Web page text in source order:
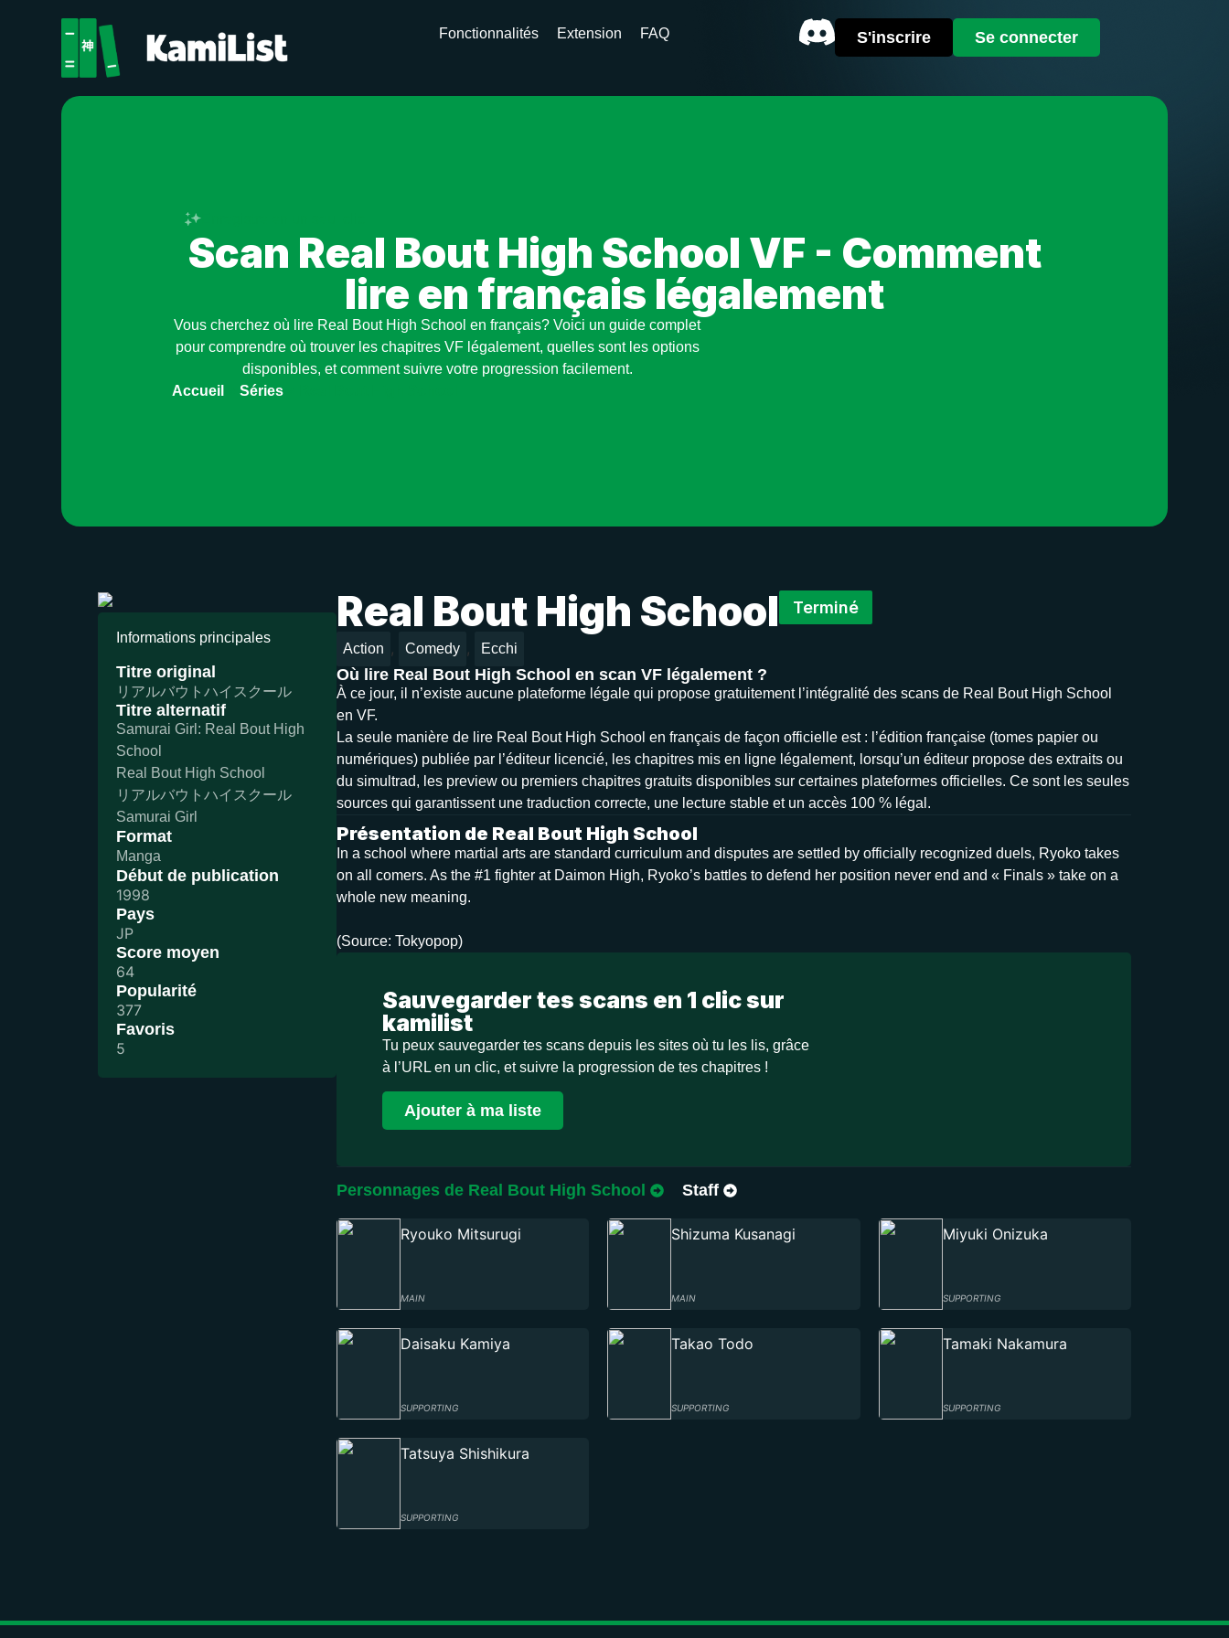
Fonctionnalités Extension FAQ S'inscrire Se connecter
Enregistre en un seul clic
Scan Real Bout High School VF - Comment
lire en français légalement
Vous cherchez où lire Real Bout High School en français? Voici un guide complet
pour comprendre où trouver les chapitres VF légalement, quelles sont les options
disponibles, et comment suivre votre progression facilement.
Accueil
»Séries
Real Bout High School Terminé
Action Comedy Ecchi
Où lire Real Bout High School en scan VF légalement ?
À ce jour, il n’existe aucune plateforme légale qui propose gratuitement l’intégralité des scans de Real Bout High School
en VF.
La seule manière de lire Real Bout High School en français de façon officielle est : l’édition française (tomes papier ou
numériques) publiée par l’éditeur licencié, les chapitres mis en ligne légalement, lorsqu’un éditeur propose des extraits ou
du simultrad, les preview ou premiers chapitres gratuits disponibles sur certaines plateformes officielles. Ce sont les seules
sources qui garantissent une traduction correcte, une lecture stable et un accès 100 % légal.
Présentation de Real Bout High School
In a school where martial arts are standard curriculum and disputes are settled by officially recognized duels, Ryoko takes
on all comers. As the #1 fighter at Daimon High, Ryoko’s battles to defend her position never end and « Finals » take on a
whole new meaning.
(Source: Tokyopop)
Sauvegarder tes scans en 1 clic sur
kamilist
Tu peux sauvegarder tes scans depuis les sites où tu les lis, grâce
à l’URL en un clic, et suivre la progression de tes chapitres !
Ajouter à ma liste
Personnages de Real Bout High School Staff
Ryouko Mitsurugi
MAIN
Shizuma Kusanagi
MAIN
Miyuki Onizuka
SUPPORTING
Daisaku Kamiya
SUPPORTING
Takao Todo
SUPPORTING
Tamaki Nakamura
SUPPORTING
Tatsuya Shishikura
SUPPORTING
Informations principales
Titre original
リアルバウトハイスクール
Titre alternatif
Samurai Girl: Real Bout High
School
Real Bout High School
リアルバウトハイスクール
Samurai Girl
Format
Manga
Début de publication
1998
Pays
JP
Score moyen
64
Popularité
377
Favoris
5